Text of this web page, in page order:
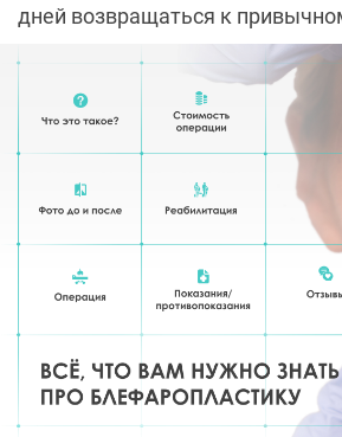
дней возвращаться к